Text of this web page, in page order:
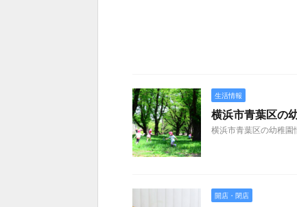
生活情報
横浜市青葉区の
横浜市青葉区の幼稚園
開店・閉店